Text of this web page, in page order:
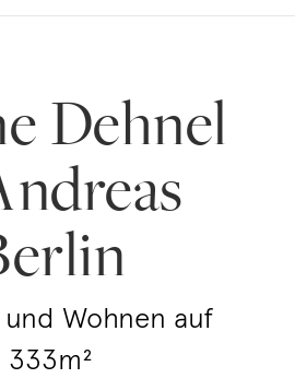
Dehnel
Wohnen auf
333m²